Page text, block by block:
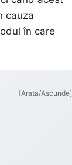
cauza
în care
[Arata/Ascunde]